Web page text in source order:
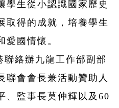
學生從小認識國家歷史
取得的成就，培養學生
愛國情懷。
聯絡辦九龍工作部副部
聯會會長兼活動贊助人
、監事長莫仲輝以及60